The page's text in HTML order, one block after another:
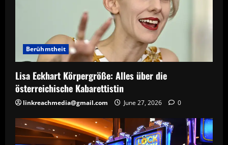
Berühmtheit
Lisa Eckhart Körpergröße: Alles über die
österreichische Kabarettistin
linkreachmedia@gmail.com June 27, 2026 0